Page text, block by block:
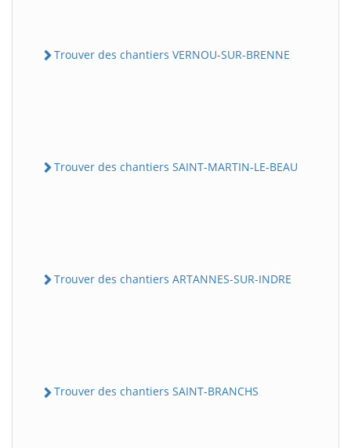
Trouver des chantiers VERNOU-SUR-BRENNE
Trouver des chantiers SAINT-MARTIN-LE-BEAU
Trouver des chantiers ARTANNES-SUR-INDRE
Trouver des chantiers SAINT-BRANCHS